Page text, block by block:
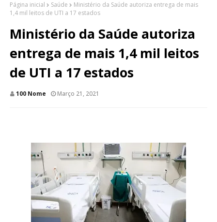
Página inicial Saúde
Ministério da Saúde autoriza entrega de mais
1,4 mil leitos de UTI a 17 estados
Ministério da Saúde autoriza
entrega de mais 1,4 mil leitos
de UTI a 17 estados
100 Nome Março 21, 2021